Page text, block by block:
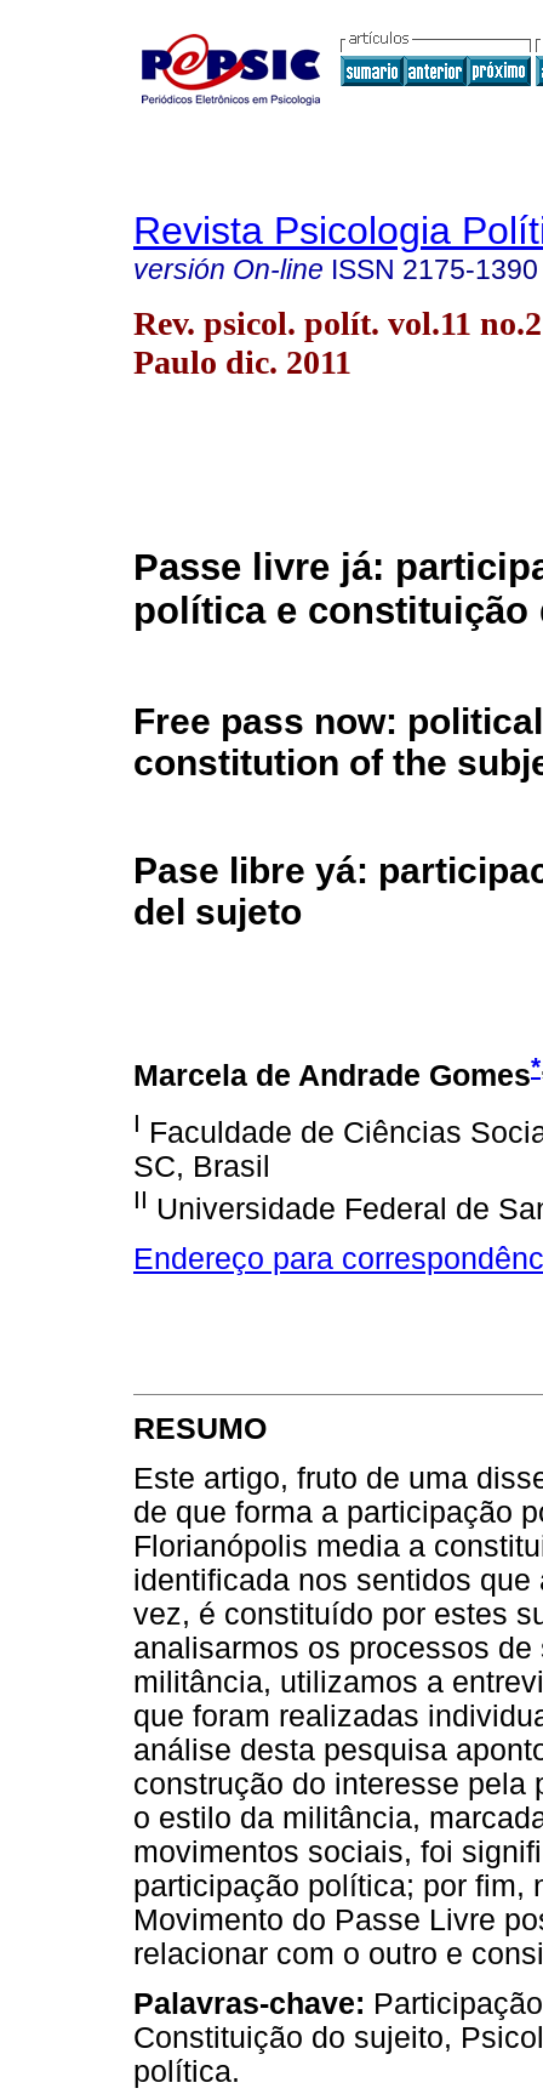
Revista Psicologia
versión On-line ISSN 2175-1390
Rev. psicol. polít. vol.11
Paulo dic. 2011
Passe livre já:
política e constituição
Free pass now:
constitution of the
Pase libre yá:
del sujeto
Marcela de Andrade Gomes*
I Faculdade de Ciências
SC, Brasil
II Universidade Federal de
Endereço para
RESUMO
Este artigo, fruto de uma
de que forma a participação
Florianópolis media a
identificada nos sentidos
vez, é constituído por estes
analisarmos os processos
militância, utilizamos a
que foram realizadas
análise desta pesquisa
construção do interesse pela
o estilo da militância,
movimentos sociais, foi
participação política; por fim,
Movimento do Passe Livre
relacionar com o outro e
Palavras-chave:
Constituição do sujeito,
política.